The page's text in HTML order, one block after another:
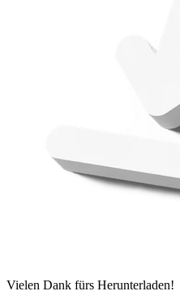
Vielen Dank fürs Herunterladen!